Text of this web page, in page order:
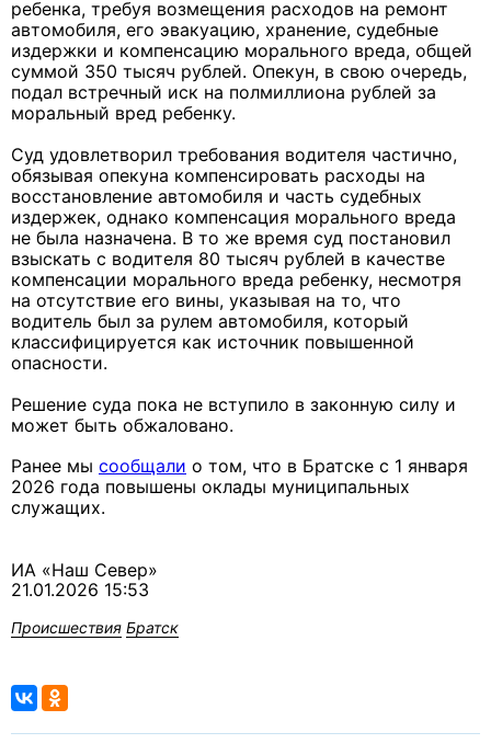
ребенка, требуя возмещения расходов на ремонт
автомобиля, его эвакуацию, хранение, судебные
издержки и компенсацию морального вреда, общей
суммой 350 тысяч рублей. Опекун, в свою очередь,
подал встречный иск на полмиллиона рублей за
моральный вред ребенку.
Суд удовлетворил требования водителя частично,
обязывая опекуна компенсировать расходы на
восстановление автомобиля и часть судебных
издержек, однако компенсация морального вреда
не была назначена. В то же время суд постановил
взыскать с водителя 80 тысяч рублей в качестве
компенсации морального вреда ребенку, несмотря
на отсутствие его вины, указывая на то, что
водитель был за рулем автомобиля, который
классифицируется как источник повышенной
опасности.
Решение суда пока не вступило в законную силу и
может быть обжаловано.
Ранее мы сообщали о том, что в Братске с 1 января
2026 года повышены оклады муниципальных
служащих.
ИА «Наш Север»
21.01.2026 15:53
Происшествия Братск